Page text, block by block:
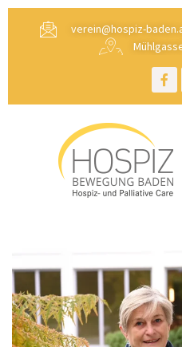
verein@hospiz-